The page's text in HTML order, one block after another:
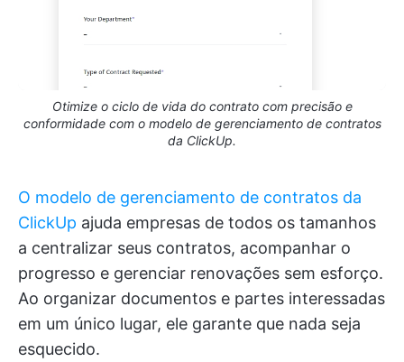
Otimize o ciclo de vida do contrato com precisão e
conformidade com o modelo de gerenciamento de contratos
da ClickUp.
O modelo de gerenciamento de contratos da
ClickUp ajuda empresas de todos os tamanhos
a centralizar seus contratos, acompanhar o
progresso e gerenciar renovações sem esforço.
Ao organizar documentos e partes interessadas
em um único lugar, ele garante que nada seja
esquecido.